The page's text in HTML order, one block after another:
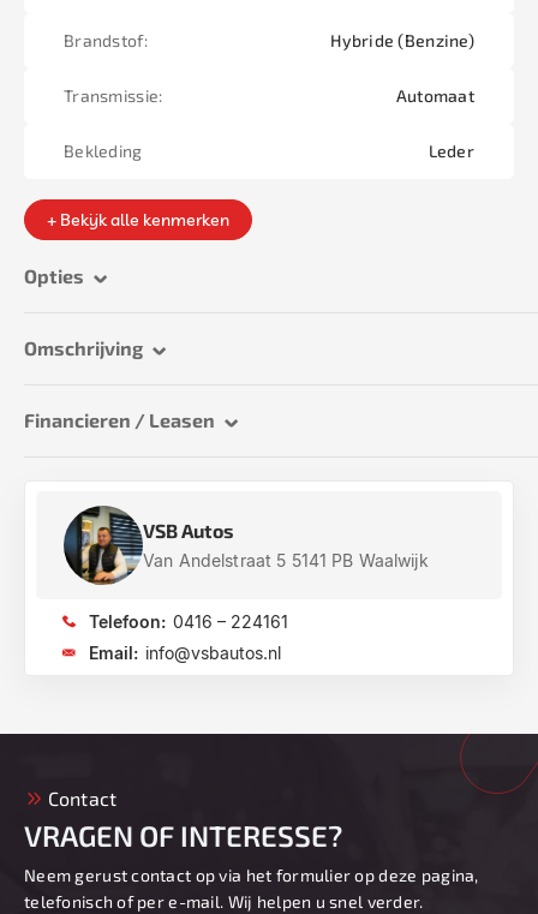
Brandstof: Hybride (Benzine)
Transmissie: Automaat
Bekleding Leder
+ Bekijk alle kenmerken
Opties
Omschrijving
Financieren / Leasen
VSB Autos
Van Andelstraat 5 5141 PB Waalwijk
Telefoon: 0416 – 224161
Email: info@vsbautos.nl
Contact
VRAGEN OF INTERESSE?
Neem gerust contact op via het formulier op deze pagina,
telefonisch of per e-mail. Wij helpen u snel verder.